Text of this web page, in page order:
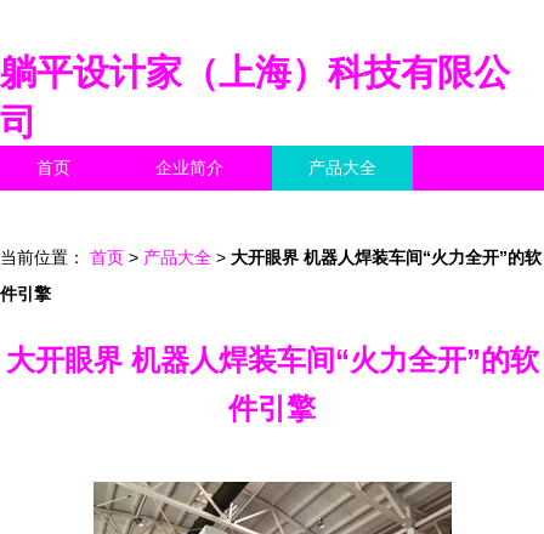
躺平设计家（上海）科技有限公
司
首页 企业简介 产品大全
当前位置： 首页 > 产品大全 > 大开眼界 机器人焊装车间“火力全开”的软
件引擎
大开眼界 机器人焊装车间“火力全开”的软
件引擎